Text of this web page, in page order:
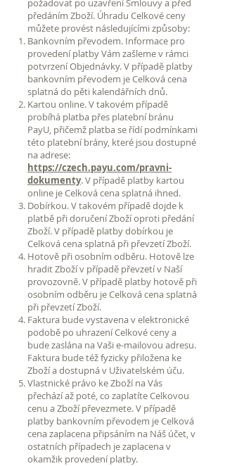
požadovat po uzavření Smlouvy a před
předáním Zboží. Úhradu Celkové ceny
můžete provést následujícími způsoby:
Bankovním převodem. Informace pro
provedení platby Vám zašleme v rámci
potvrzení Objednávky. V případě platby
bankovním převodem je Celková cena
splatná do pěti kalendářních dnů.
Kartou online. V takovém případě
probíhá platba přes platební bránu
PayU, přičemž platba se řídí podmínkami
této platební brány, které jsou dostupné
na adrese:
https://czech.payu.com/pravni-
dokumenty. V případě platby kartou
online je Celková cena splatná ihned.
Dobírkou. V takovém případě dojde k
platbě při doručení Zboží oproti předání
Zboží. V případě platby dobírkou je
Celková cena splatná při převzetí Zboží.
Hotově při osobním odběru. Hotově lze
hradit Zboží v případě převzetí v Naší
provozovně. V případě platby hotově při
osobním odběru je Celková cena splatná
při převzetí Zboží.
Faktura bude vystavena v elektronické
podobě po uhrazení Celkové ceny a
bude zaslána na Vaši e-mailovou adresu.
Faktura bude též fyzicky přiložena ke
Zboží a dostupná v Uživatelském úču.
Vlastnické právo ke Zboží na Vás
přechází až poté, co zaplatíte Celkovou
cenu a Zboží převezmete. V případě
platby bankovním převodem je Celková
cena zaplacena připsáním na Náš účet, v
ostatních případech je zaplacena v
okamžik provedení platby.